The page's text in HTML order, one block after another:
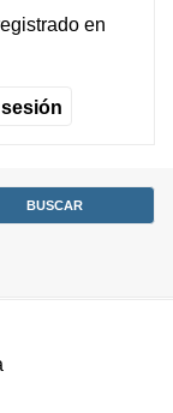
en